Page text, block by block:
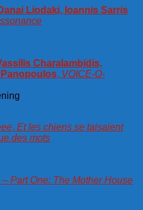
Liodaki, Ioannis Sarris
Charalambidis,
, VOICE-O-
, Et les chiens se taisaient
des mots
Part One: The Mother House